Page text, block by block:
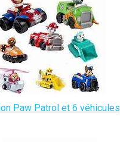
Paw Patrol et 6 véhicules